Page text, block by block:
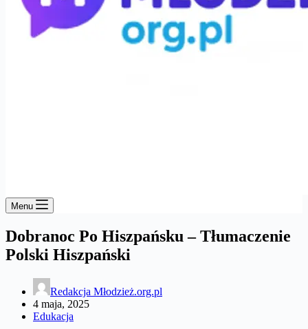
Menu
Dobranoc Po Hiszpańsku – Tłumaczenie
Polski Hiszpański
Redakcja Młodzież.org.pl
4 maja, 2025
Edukacja